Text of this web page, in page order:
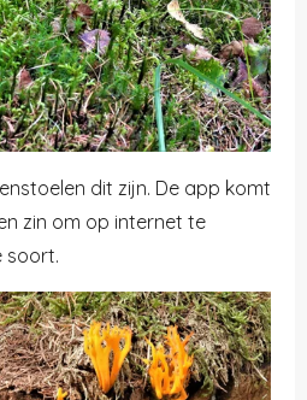
dit zijn. De app komt
zin om op internet te
soort.